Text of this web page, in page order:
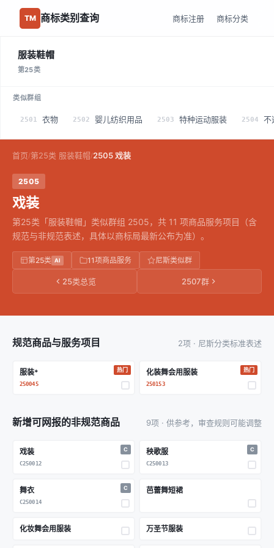
TM 商标类别查询 商标注册 商标分类
服装鞋帽
第25类
类似群组
2501 衣物 2502 婴儿纺织用品 2503 特种运动服装 2504 不
首页/第25类 服装鞋帽/2505 戏装
2505
戏装
第25类「服装鞋帽」类似群组 2505，共 11 项商品服务项目（含
规范与非规范表述，具体以商标局最新公布为准）。
第25类 AI 11项商品服务 尼斯类似群
25类总览 2507群
规范商品与服务项目 2项 · 尼斯分类标准表述
服装*
250045
热门 化装舞会用服装
250153
热门
新增可网报的非规范商品 9项 · 供参考，审查规则可能调整
戏装
C250012
C 秧歌服
C250013
C
舞衣
C250014
C 芭蕾舞短裙
化妆舞会用服装 万圣节服装